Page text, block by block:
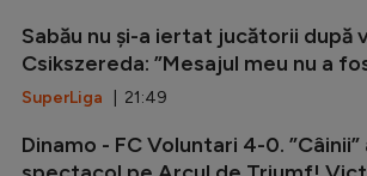
Sabău nu și-a iertat jucătorii după
Csikszereda: ”Mesajul meu nu a
SuperLiga | 21:49
Dinamo - FC Voluntari 4-0.